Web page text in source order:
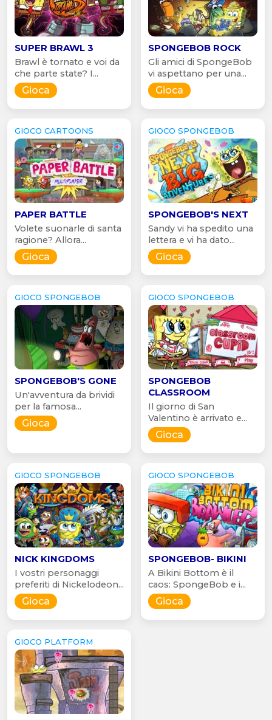
SUPER BRAWL 3
Brawl è tornato e voi da
che parte state? I...
Gioca
SPONGEBOB ROCK
Gli amici di SpongeBob
vi aspettano per una...
Gioca
GIOCO CARTOONS
PAPER BATTLE
Volete suonarle di santa
ragione? Allora...
Gioca
GIOCO SPONGEBOB
SPONGEBOB'S NEXT
Sandy vi ha spedito una
lettera e vi ha dato...
Gioca
GIOCO SPONGEBOB
SPONGEBOB'S GONE
Un'avventura da brividi
per la famosa...
Gioca
GIOCO SPONGEBOB
SPONGEBOB
CLASSROOM
Il giorno di San
Valentino è arrivato e...
Gioca
GIOCO SPONGEBOB
NICK KINGDOMS
I vostri personaggi
preferiti di Nickelodeon...
Gioca
GIOCO SPONGEBOB
SPONGEBOB- BIKINI
A Bikini Bottom è il
caos: SpongeBob e i...
Gioca
GIOCO PLATFORM